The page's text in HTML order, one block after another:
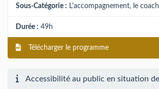
Sous-Catégorie : L'accompagnement, le
Durée : 49h
Télécharger le programme
Accessibilité au public en situation